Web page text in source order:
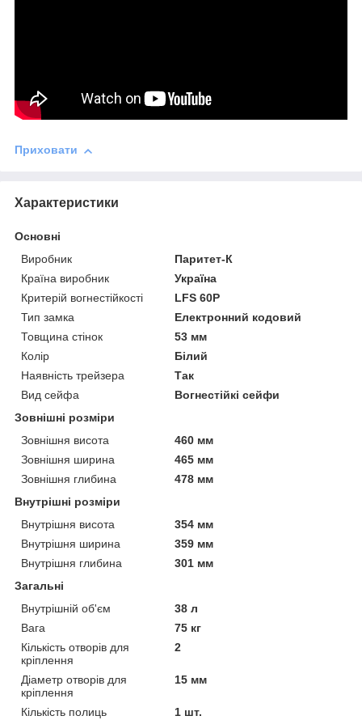
Приховати
Характеристики
Основні
Виробник
Паритет-К
Країна виробник
Україна
Критерій вогнестійкості
LFS 60P
Тип замка
Електронний кодовий
Товщина стінок
53 мм
Колір
Білий
Наявність трейзера
Так
Вид сейфа
Вогнестійкі сейфи
Зовнішні розміри
Зовнішня висота
460 мм
Зовнішня ширина
465 мм
Зовнішня глибина
478 мм
Внутрішні розміри
Внутрішня висота
354 мм
Внутрішня ширина
359 мм
Внутрішня глибина
301 мм
Загальні
Внутрішній об'єм
38 л
Вага
75 кг
Кількість отворів для
кріплення
2
Діаметр отворів для
кріплення
15 мм
Кількість полиць
1 шт.